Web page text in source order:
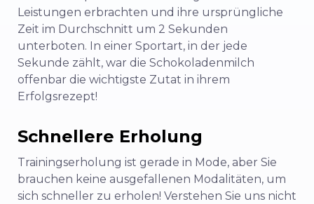
Leistungen erbrachten und ihre ursprüngliche
Zeit im Durchschnitt um 2 Sekunden
unterboten. In einer Sportart, in der jede
Sekunde zählt, war die Schokoladenmilch
offenbar die wichtigste Zutat in ihrem
Erfolgsrezept!
Schnellere Erholung
Trainingserholung ist gerade in Mode, aber Sie
brauchen keine ausgefallenen Modalitäten, um
sich schneller zu erholen! Verstehen Sie uns nicht